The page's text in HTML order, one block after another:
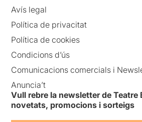
Avís legal
Política de privacitat
Política de cookies
Condicions d’ús
Comunicacions comercials i
Anuncia’t
Vull rebre la newsletter de Teatre
novetats, promocions i sorteigs